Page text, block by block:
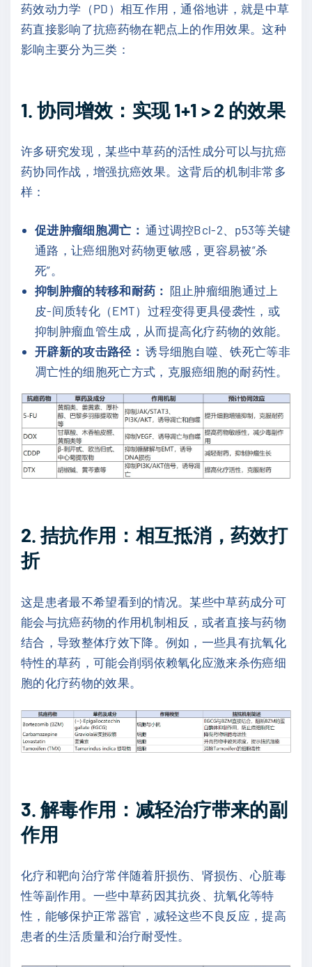
药效动力学（PD）相互作用，通俗地讲，就是中草
药直接影响了抗癌药物在靶点上的作用效果。这种
影响主要分为三类：
1. 协同增效：实现 1+1 > 2 的效果
许多研究发现，某些中草药的活性成分可以与抗癌
药协同作战，增强抗癌效果。这背后的机制非常多
样：
促进肿瘤细胞凋亡： 通过调控Bcl-2、p53等关键
通路，让癌细胞对药物更敏感，更容易被“杀
死”。
抑制肿瘤的转移和耐药： 阻止肿瘤细胞通过上
皮-间质转化（EMT）过程变得更具侵袭性，或
抑制肿瘤血管生成，从而提高化疗药物的效能。
开辟新的攻击路径： 诱导细胞自噬、铁死亡等非
凋亡性的细胞死亡方式，克服癌细胞的耐药性。
2. 拮抗作用：相互抵消，药效打
折
这是患者最不希望看到的情况。某些中草药成分可
能会与抗癌药物的作用机制相反，或者直接与药物
结合，导致整体疗效下降。例如，一些具有抗氧化
特性的草药，可能会削弱依赖氧化应激来杀伤癌细
胞的化疗药物的效果。
3. 解毒作用：减轻治疗带来的副
作用
化疗和靶向治疗常伴随着肝损伤、肾损伤、心脏毒
性等副作用。一些中草药因其抗炎、抗氧化等特
性，能够保护正常器官，减轻这些不良反应，提高
患者的生活质量和治疗耐受性。